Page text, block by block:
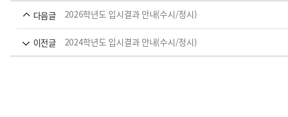
다음글 2026학년도 입시결과 안내(수시/정시)
이전글 2024학년도 입시결과 안내(수시/정시)